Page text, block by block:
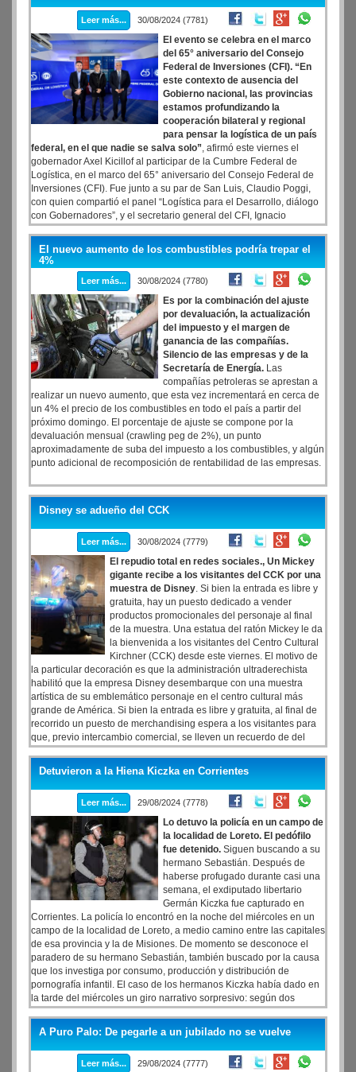
Leer más... 30/08/2024 (7781)
El evento se celebra en el marco
del 65° aniversario del Consejo
Federal de Inversiones (CFI). “En
este contexto de ausencia del
Gobierno nacional, las provincias
estamos profundizando la
cooperación bilateral y regional
para pensar la logística de un país
federal, en el que nadie se salva solo”, afirmó este viernes el
gobernador Axel Kicillof al participar de la Cumbre Federal de
Logística, en el marco del 65° aniversario del Consejo Federal de
Inversiones (CFI). Fue junto a su par de San Luis, Claudio Poggi,
con quien compartió el panel “Logística para el Desarrollo, diálogo
con Gobernadores”, y el secretario general del CFI, Ignacio
Lamothe.
El nuevo aumento de los combustibles podría trepar el
4%
Leer más... 30/08/2024 (7780)
Es por la combinación del ajuste
por devaluación, la actualización
del impuesto y el margen de
ganancia de las compañías.
Silencio de las empresas y de la
Secretaría de Energía. Las
compañías petroleras se aprestan a
realizar un nuevo aumento, que esta vez incrementará en cerca de
un 4% el precio de los combustibles en todo el país a partir del
próximo domingo. El porcentaje de ajuste se compone por la
devaluación mensual (crawling peg de 2%), un punto
aproximadamente de suba del impuesto a los combustibles, y algún
punto adicional de recomposición de rentabilidad de las empresas.
Disney se adueño del CCK
Leer más... 30/08/2024 (7779)
El repudio total en redes sociales., Un Mickey
gigante recibe a los visitantes del CCK por una
muestra de Disney. Si bien la entrada es libre y
gratuita, hay un puesto dedicado a vender
productos promocionales del personaje al final
de la muestra. Una estatua del ratón Mickey le da
la bienvenida a los visitantes del Centro Cultural
Kirchner (CCK) desde este viernes. El motivo de
la particular decoración es que la administración ultraderechista
habilitó que la empresa Disney desembarque con una muestra
artística de su emblemático personaje en el centro cultural más
grande de América. Si bien la entrada es libre y gratuita, al final de
recorrido un puesto de merchandising espera a los visitantes para
que, previo intercambio comercial, se lleven un recuerdo de del
ratón.
Detuvieron a la Hiena Kiczka en Corrientes
Leer más... 29/08/2024 (7778)
Lo detuvo la policía en un campo de
la localidad de Loreto. El pedófilo
fue detenido. Siguen buscando a su
hermano Sebastián. Después de
haberse profugado durante casi una
semana, el exdiputado libertario
Germán Kiczka fue capturado en
Corrientes. La policía lo encontró en la noche del miércoles en un
campo de la localidad de Loreto, a medio camino entre las capitales
de esa provincia y la de Misiones. De momento se desconoce el
paradero de su hermano Sebastián, también buscado por la causa
que los investiga por consumo, producción y distribución de
pornografía infantil. El caso de los hermanos Kiczka había dado en
la tarde del miércoles un giro narrativo sorpresivo: según dos
diarios paraguayos, agentes de Interpol de ese país concentraban
su búsqueda en distintas localidades de Itapúa, el departamento
que colinda con Misiones a través del río Paraná.
A Puro Palo: De pegarle a un jubilado no se vuelve
Leer más... 29/08/2024 (7777)